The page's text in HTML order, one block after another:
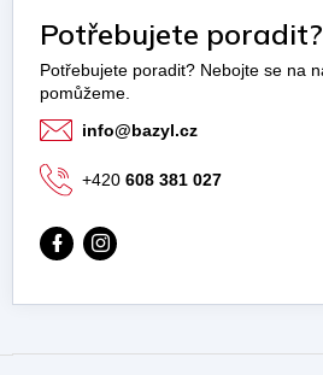
Potřebujete poradit?
info@bazyl.cz
+420 608 381 027